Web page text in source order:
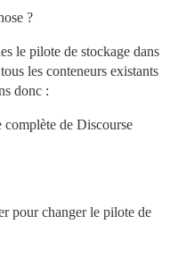
?
le pilote de stockage dans
les conteneurs existants
donc :
complète de Discourse
pour changer le pilote de